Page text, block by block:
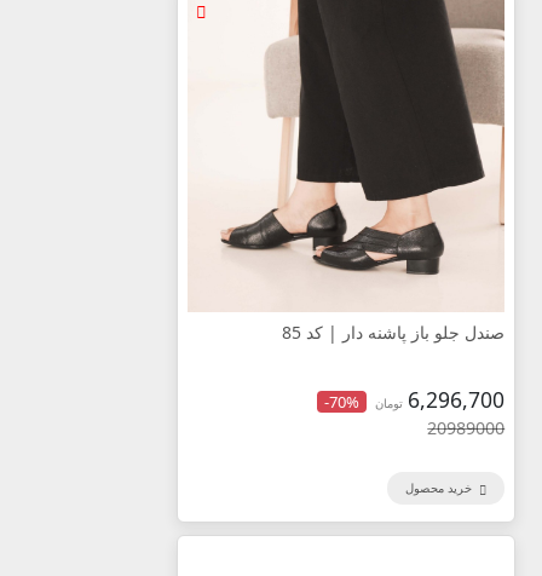
صندل جلو باز پاشنه دار | کد 85
6,296,700 تومان -70%
20989000
خرید محصول